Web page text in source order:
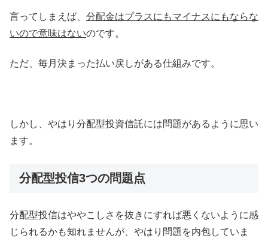
言ってしまえば、 分配金はプラスにもマイナスにもならな
いので意味はないのです。
ただ、毎月決まった払い戻しがある仕組みです。
しかし、やはり分配型投資信託には問題があるように思い
ます。
分配型投信3つの問題点
分配型投信はややこしさを抜きにすれば悪くないように感
じられるかも知れませんが、やはり問題を内包していま